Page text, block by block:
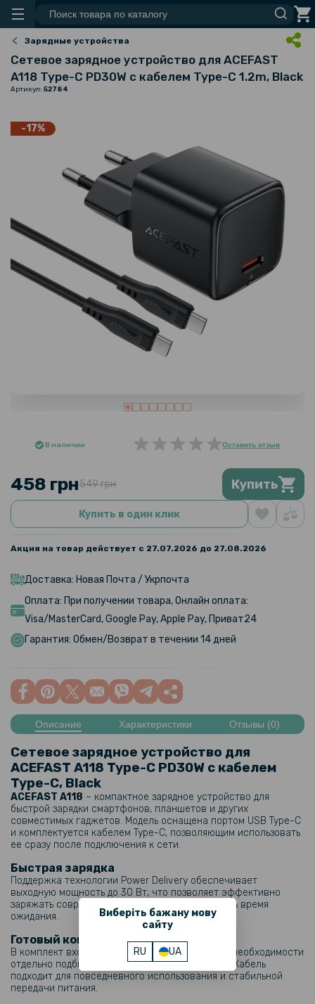
Виберіть бажану мову
сайту
RU UA
Зарядные устройства
Сетевое зарядное устройство для ACEFAST
A118 Type-C PD30W с кабелем Type-C 1.2m, Black
Артикул: 52784
-17%
В наличии Оставить отзыв
458 грн549 грн Купить
Купить в один клик
Акция на товар действует с 27.07.2026 до 27.08.2026
Доставка: Новая Почта / Укрпочта
Оплата: При получении товара, Онлайн оплата:
Visa/MasterCard, Google Pay, Apple Pay, Приват24
Гарантия: Обмен/Возврат в течении 14 дней
Описание Характеристики Отзывы (0)
Сетевое зарядное устройство для
ACEFAST A118 Type-C PD30W с кабелем
Type-C, Black
ACEFAST A118 – компактное зарядное устройство для
быстрой зарядки смартфонов, планшетов и других
совместимых гаджетов. Модель оснащена портом USB Type-C
и комплектуется кабелем Type-C, позволяющим использовать
ее сразу после подключения к сети.
Быстрая зарядка
Поддержка технологии Power Delivery обеспечивает
выходную мощность до 30 Вт, что позволяет эффективно
заряжать современные устройства и сокращать время
ожидания.
Готовый комплект
В комплект входит кабель Type-C, поэтому нет необходимости
отдельно подбирать аксессуар для подзарядки. Кабель
подходит для повседневного использования и стабильной
передачи питания.